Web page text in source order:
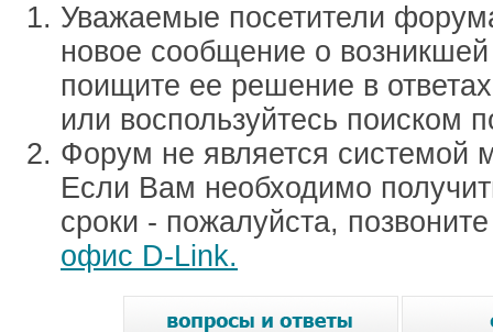
Уважаемые посетители
новое сообщение о
поищите ее решение в
или воспользуйтесь поиском
Форум не является системой
Если Вам необходимо
сроки - пожалуйста,
офис D-Link.